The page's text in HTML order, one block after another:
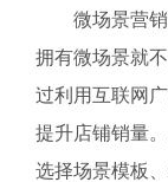
微场景营销
拥有微场景就
过利用互联网
提升店铺销量
选择场景模板